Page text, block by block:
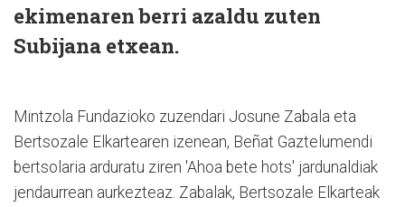
ekimenaren berri azaldu zuten
Subijana etxean.
Mintzola Fundazioko zuzendari Josune Zabala eta
Bertsozale Elkartearen izenean, Beñat Gaztelumendi
bertsolaria arduratu ziren 'Ahoa bete hots' jardunaldiak
jendaurrean aurkezteaz. Zabalak, Bertsozale Elkarteak